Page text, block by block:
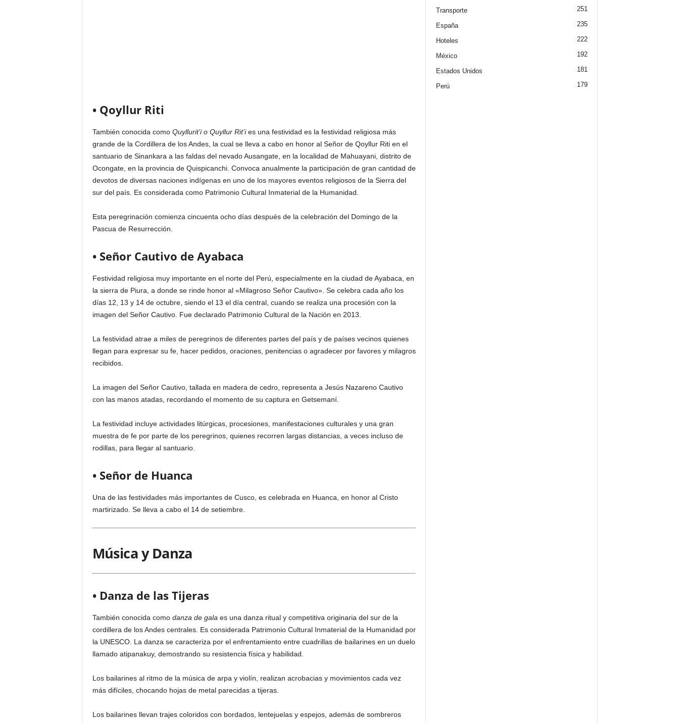
• Qoyllur Riti
También conocida como Quyllurit’i o Quyllur Rit’ies una festividad es la festividad religiosa más
grande de la Cordillera de los Andes, la cual se lleva a cabo en honor al Señor de Qoyllur Riti en el
santuario de Sinankara a las faldas del nevado Ausangate, en la localidad de Mahuayani, distrito de
Ocongate, en la provincia de Quispicanchi. Convoca anualmente la participación de gran cantidad de
devotos de diversas naciones indígenas en uno de los mayores eventos religiosos de la Sierra del
sur del país. Es considerada como Patrimonio Cultural Inmaterial de la Humanidad.
Esta peregrinación comienza cincuenta ocho días después de la celebración del Domingo de la
Pascua de Resurrección.
• Señor Cautivo de Ayabaca
Festividad religiosa muy importante en el norte del Perú, especialmente en la ciudad de Ayabaca, en
la sierra de Piura, a donde se rinde honor al «Milagroso Señor Cautivo». Se celebra cada año los
días 12, 13 y 14 de octubre, siendo el 13 el día central, cuando se realiza una procesión con la
imagen del Señor Cautivo. Fue declarado Patrimonio Cultural de la Nación en 2013.
La festividad atrae a miles de peregrinos de diferentes partes del país y de países vecinos quienes
llegan para expresar su fe, hacer pedidos, oraciones, penitencias o agradecer por favores y milagros
recibidos.
La imagen del Señor Cautivo, tallada en madera de cedro, representa a Jesús Nazareno Cautivo
con las manos atadas, recordando el momento de su captura en Getsemaní.
La festividad incluye actividades litúrgicas, procesiones, manifestaciones culturales y una gran
muestra de fe por parte de los peregrinos, quienes recorren largas distancias, a veces incluso de
rodillas, para llegar al santuario.
• Señor de Huanca
Una de las festividades más importantes de Cusco, es celebrada en Huanca, en honor al Cristo
martirizado. Se lleva a cabo el 14 de setiembre.
Música y Danza
• Danza de las Tijeras
También conocida como danza de gala es una danza ritual y competitiva originaria del sur de la
cordillera de los Andes centrales. Es considerada Patrimonio Cultural Inmaterial de la Humanidad por
la UNESCO. La danza se caracteriza por el enfrentamiento entre cuadrillas de bailarines en un duelo
llamado atipanakuy, demostrando su resistencia física y habilidad.
Los bailarines al ritmo de la música de arpa y violín, realizan acrobacias y movimientos cada vez
más difíciles, chocando hojas de metal parecidas a tijeras.
Los bailarines llevan trajes coloridos con bordados, lentejuelas y espejos, además de sombreros
Transporte 251
España 235
Hoteles 222
México 192
Estados Unidos 181
Perú 179